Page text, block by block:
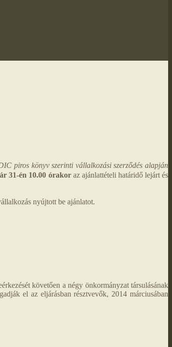
piros könyv szerinti vállalkozási szerződés alapján
31-én 10.00 órakoraz ajánlattételi határidő lejárt és
nyújtott be ajánlatot.
követően a négy önkormányzat társulásának
el az eljárásban résztvevők, 2014 márciusában